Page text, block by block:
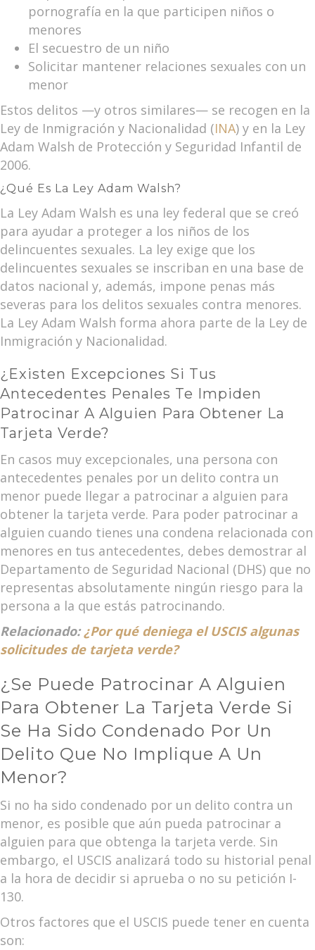
pornografía en la que participen niños o
menores
El secuestro de un niño
Solicitar mantener relaciones sexuales con un
menor
Estos delitos —y otros similares— se recogen en la
Ley de Inmigración y Nacionalidad (INA) y en la Ley
Adam Walsh de Protección y Seguridad Infantil de
2006.
¿Qué Es La Ley Adam Walsh?
La Ley Adam Walsh es una ley federal que se creó
para ayudar a proteger a los niños de los
delincuentes sexuales. La ley exige que los
delincuentes sexuales se inscriban en una base de
datos nacional y, además, impone penas más
severas para los delitos sexuales contra menores.
La Ley Adam Walsh forma ahora parte de la Ley de
Inmigración y Nacionalidad.
¿Existen Excepciones Si Tus
Antecedentes Penales Te Impiden
Patrocinar A Alguien Para Obtener La
Tarjeta Verde?
En casos muy excepcionales, una persona con
antecedentes penales por un delito contra un
menor puede llegar a patrocinar a alguien para
obtener la tarjeta verde. Para poder patrocinar a
alguien cuando tienes una condena relacionada con
menores en tus antecedentes, debes demostrar al
Departamento de Seguridad Nacional (DHS) que no
representas absolutamente ningún riesgo para la
persona a la que estás patrocinando.
Relacionado:¿Por qué deniega el USCIS algunas
solicitudes de tarjeta verde?
¿Se Puede Patrocinar A Alguien
Para Obtener La Tarjeta Verde Si
Se Ha Sido Condenado Por Un
Delito Que No Implique A Un
Menor?
Si no ha sido condenado por un delito contra un
menor, es posible que aún pueda patrocinar a
alguien para que obtenga la tarjeta verde. Sin
embargo, el USCIS analizará todo su historial penal
a la hora de decidir si aprueba o no su petición I-
130.
Otros factores que el USCIS puede tener en cuenta
son: